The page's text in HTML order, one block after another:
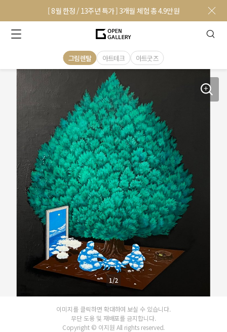
[ 8월 한정 / 13주년 특가 ] 3개월 체험 총 4.9만원
그림렌탈 아트테크 아트굿즈
1/2
이미지를 클릭하면 확대하여 보실 수 있습니다.
무단 도용 및 재배포를 금지합니다.
Copyright © 이지원 All rights reserved.